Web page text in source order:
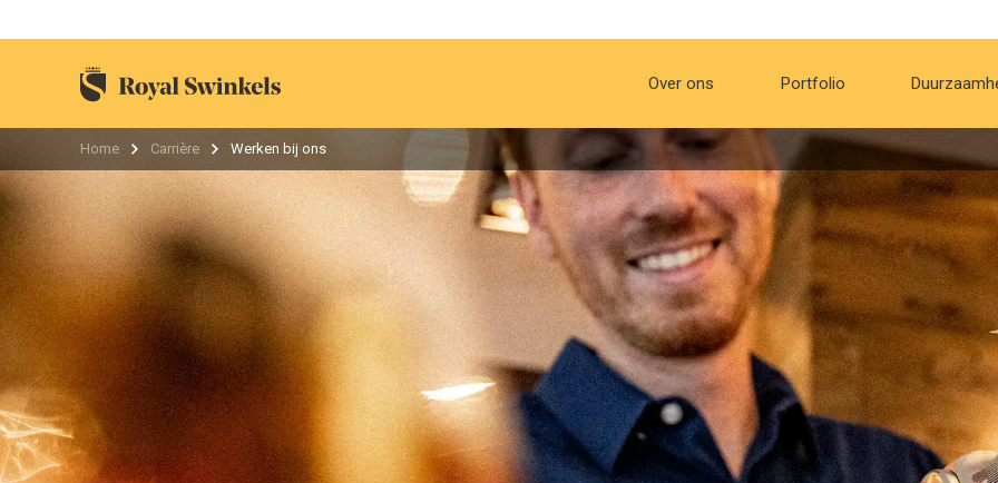
Over ons Portfolio
Home Carrière Werken bij ons